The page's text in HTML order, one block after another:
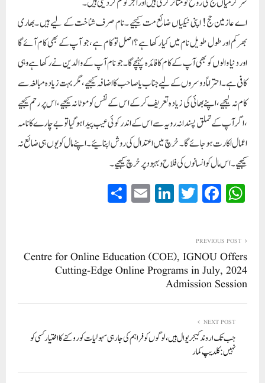
اے عازمین حج! اپنی نیکیاں ضائع مت کیجیے ۔نام صرف شناخت کے لیے ہیں ۔بھاری
بھرکم اور طول طویل نام میں کیا رکھا ہے ؟اصل تو کام ہے ،جو آپ کے بھی کام آئے گا
اور دنیا والوں کو بھی آپ کے کام کا فائدہ پہنچے گا۔جو نام آپ کے والدین نے رکھا ہے وہی
کافی ہے۔احتراماً دوسروں کے لیے جناب یا صاحب کا اضافہ کیجیے ،مگر بہت زیادہ مبالغہ سے
کام نہ لیجیے ،اپنے بھائی کی زیادہ تعریف کرکے اس کے نفس کو موٹا نہ کیجیے ،اس پر رحم کیجیے
،اگر آپ کے تملق پسندانہ رویہ سے اس کے اندر کوئی عیب پیدا ہوگیا تو بے چارے کا نامہ
اعمال اکارت ہوجائے گا۔خرچ میں اعتدال کی روش اپنائیے ۔اپنے مال کو یوں ہی ضائع نہ
کیجیے ۔اس ما ل کو انسانوں کی فلاح و بہبود پر خرچ کیجیے ۔
W
ha
A
pp
Fa
ce
ok
T
wi
r
Li
nk
In
E
m
PREVIOUS POST
Centre for Online Education (COE), IGNOU Offers
Cutting-Edge Online Programs in July, 2024
Admission Session
NEXT POST
جب تک اروند کیجریوال ہیں، لوگوں کو فراہم کی جارہی سہولیات کو روکنے کا اختیار کسی کو
نہیں: کلدیپ کمار